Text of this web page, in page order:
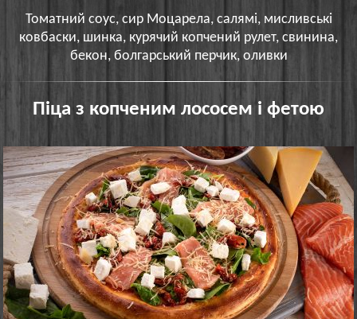
Томатний соус, сир Моцарела, салямі, мисливські
ковбаски, шинка, курячий копчений рулет, свинина,
бекон, болгарський перчик, оливки
Піца з копченим лососем і фетою